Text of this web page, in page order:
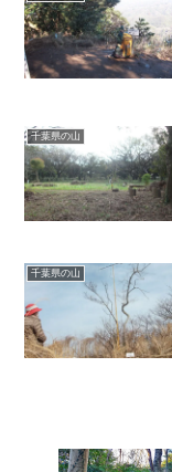
千葉県の山
千葉県の山